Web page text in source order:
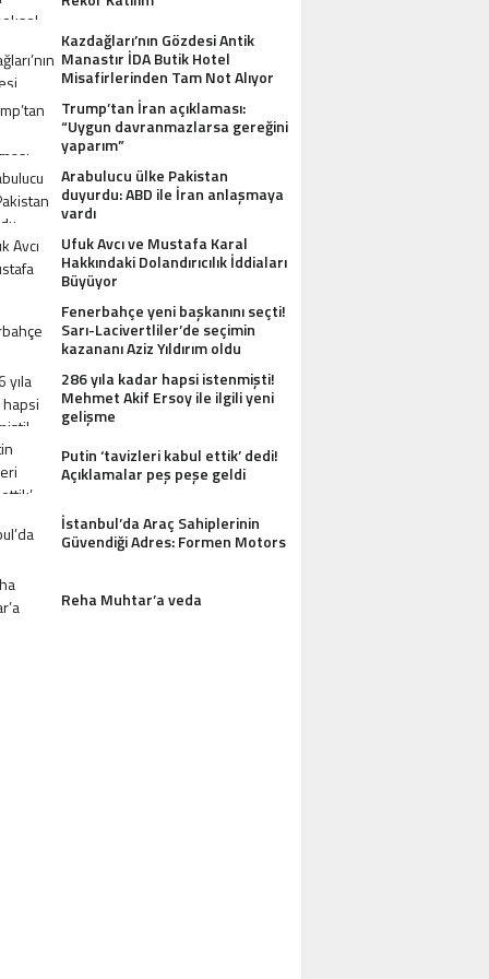
Kazdağları’nın Gözdesi Antik
Manastır İDA Butik Hotel
Misafirlerinden Tam Not Alıyor
Trump’tan İran açıklaması:
“Uygun davranmazlarsa gereğini
yaparım”
Arabulucu ülke Pakistan
duyurdu: ABD ile İran anlaşmaya
vardı
Ufuk Avcı ve Mustafa Karal
Hakkındaki Dolandırıcılık İddiaları
Büyüyor
Fenerbahçe yeni başkanını seçti!
Sarı-Lacivertliler’de seçimin
kazananı Aziz Yıldırım oldu
286 yıla kadar hapsi istenmişti!
Mehmet Akif Ersoy ile ilgili yeni
gelişme
Putin ‘tavizleri kabul ettik’ dedi!
Açıklamalar peş peşe geldi
İstanbul’da Araç Sahiplerinin
Güvendiği Adres: Formen Motors
Reha Muhtar’a veda